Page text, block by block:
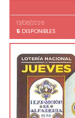
13/08/2026
5 DISPONIBLES